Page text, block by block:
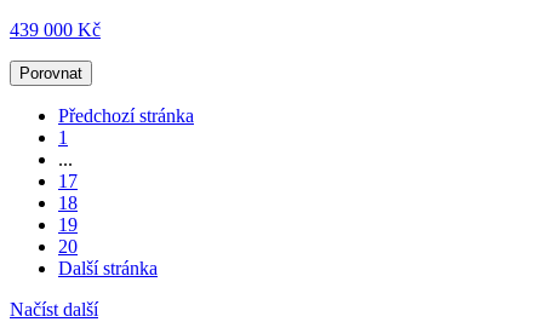
439 000 Kč
Porovnat
Předchozí stránka
1
...
17
18
19
20
Další stránka
Načíst další